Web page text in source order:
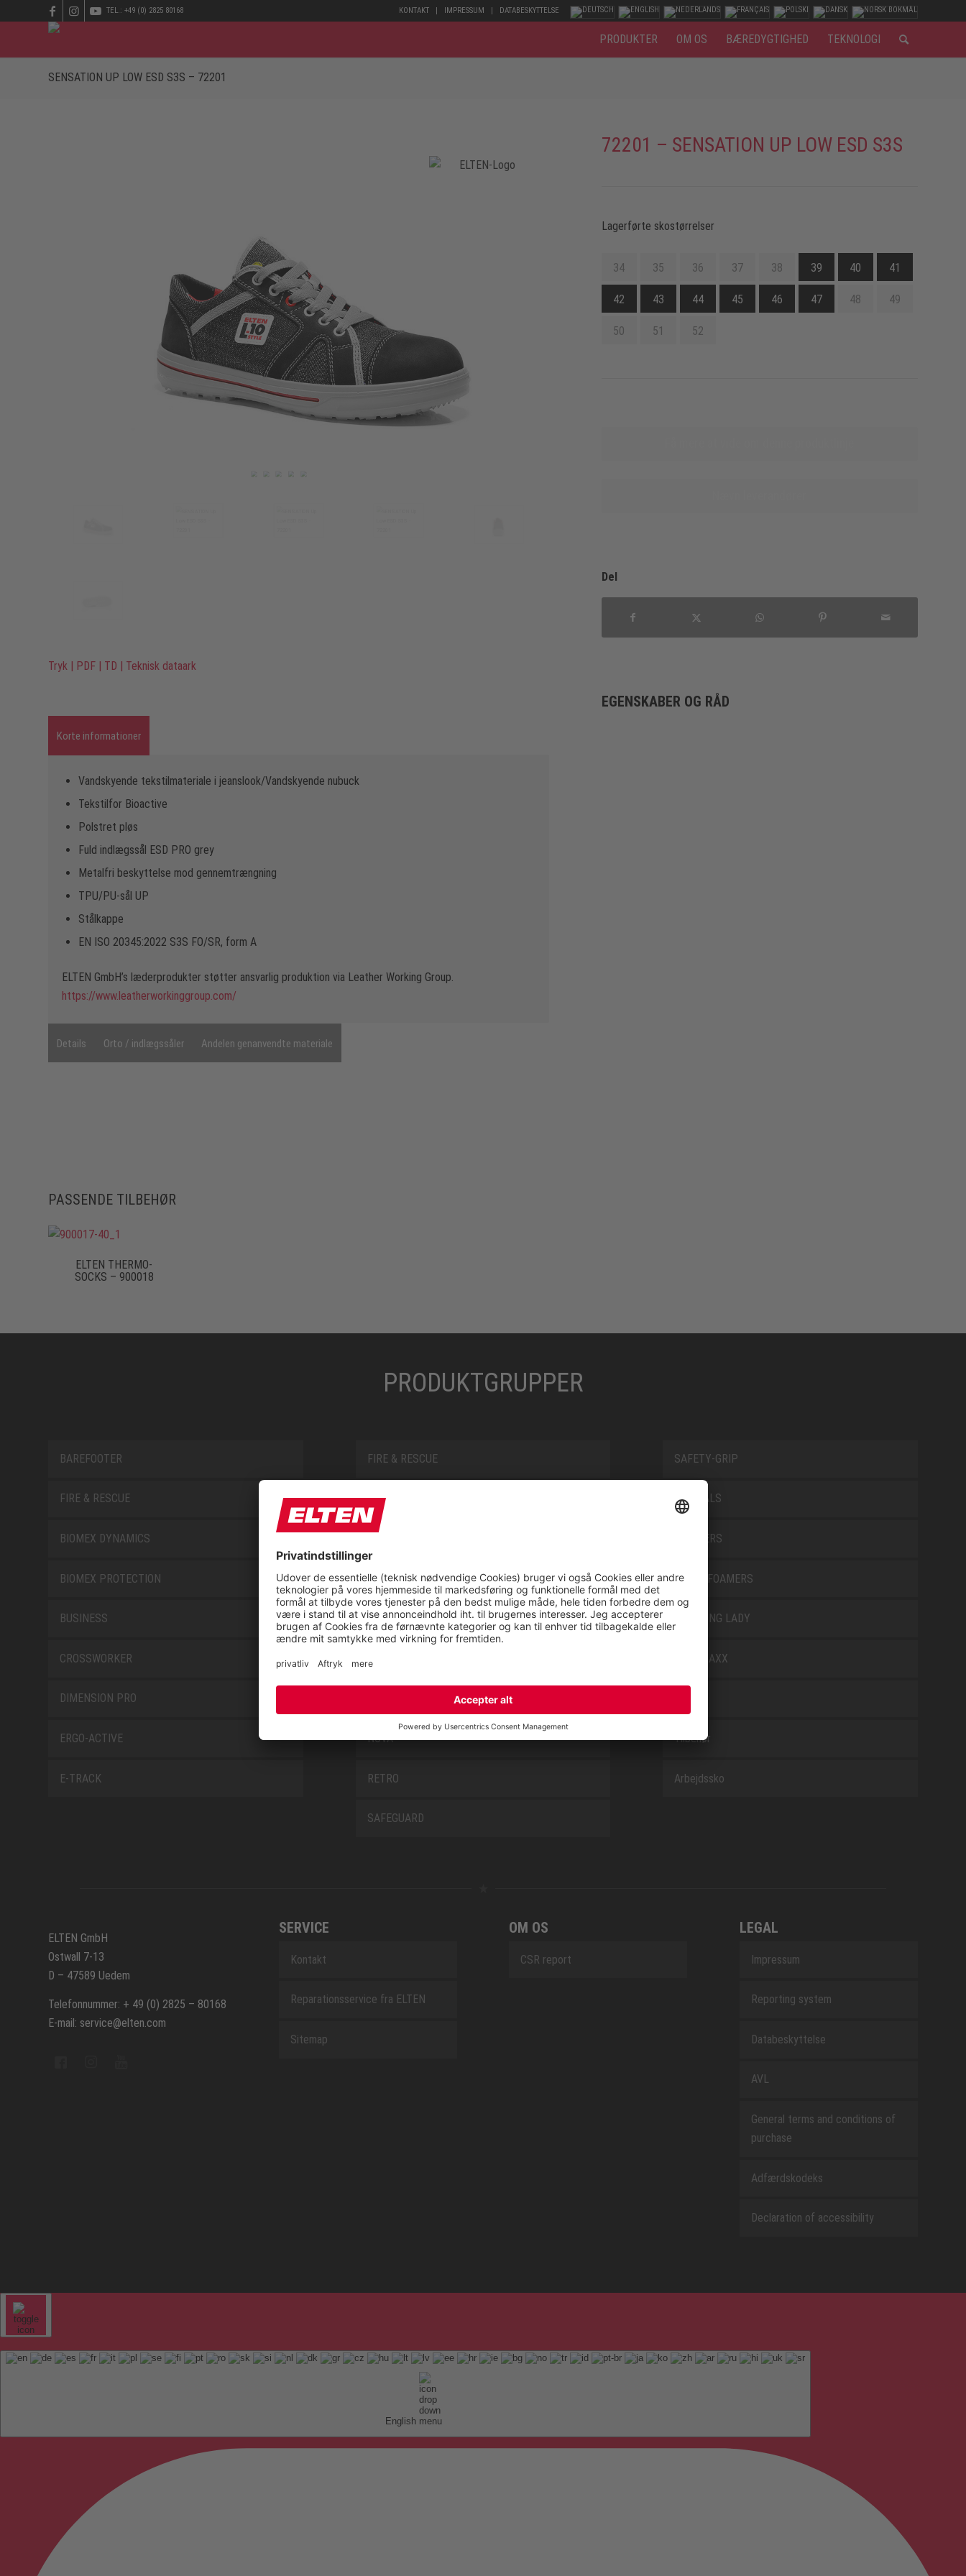
KONTAKT IMPRESSUM DATABESKYTTELSE
TEL.: +49 (0) 2825 80168
PRODUKTER OM OS BÆREDYGTIGHED TEKNOLOGI
SENSATION UP LOW ESD S3S – 72201
Tryk PDF TD Teknisk dataark
72201 – SENSATION UP LOW ESD S3S
Lagerførte skostørrelser
34 35 36 37 38 39 40 41
42 43 44 45 46 47 48 49
50 51 52
Del
Korte informationer
Vandskyende tekstilmateriale i jeanslook/Vandskyende nubuck
Tekstilfor Bioactive
Polstret pløs
Fuld indlægssål ESD PRO grey
Metalfri beskyttelse mod gennemtrængning
TPU/PU-sål UP
Stålkappe
EN ISO 20345:2022 S3S FO/SR, form A
ELTEN GmbH’s læderprodukter støtter ansvarlig produktion via Leather Working Group.
https://www.leatherworkinggroup.com/
Details Orto / indlægssåler Andelen genanvendte materiale
EGENSKABER OG RÅD
PASSENDE TILBEHØR
ELTEN THERMO-
SOCKS – 900018
PRODUKTGRUPPER
BAREFOOTER
FIRE & RESCUE
BIOMEX DYNAMICS
BIOMEX PROTECTION
BUSINESS
CROSSWORKER
DIMENSION PRO
ERGO-ACTIVE
E-TRACK
FIRE & RESCUE
FUN
L10
LOWA WORK COLLECTION
MISS L10
NOVA
RETRO
SAFEGUARD
SAFETY-GRIP
SPECIALS
TRAINERS
TRANSFOAMERS
TREKKING LADY
WELLMAXX
Tilbehør
Arbejdssko
ELTEN GmbH
Ostwall 7-13
D – 47589 Uedem
Telefonnummer: + 49 (0) 2825 – 80168
E-mail: service@elten.com
SERVICE
Kontakt
Reparationsservice fra ELTEN
Sitemap
OM OS
CSR report
LEGAL
Impressum
Reporting system
Databeskyttelse
AVL
General terms and conditions of
purchase
Adfærdskodeks
Declaration of accessibility
English